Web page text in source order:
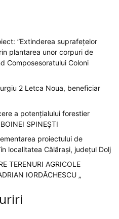
”Extinderea suprafețelor
plantarea unor corpuri de
Composesoratului Coloni
2 Letca Noua, beneficiar
a potențialului forestier
SPINEȘTI
proiectului de
localitatea Călărași, județul Dolj
TERENURI AGRICOLE
IORDĂCHESCU „